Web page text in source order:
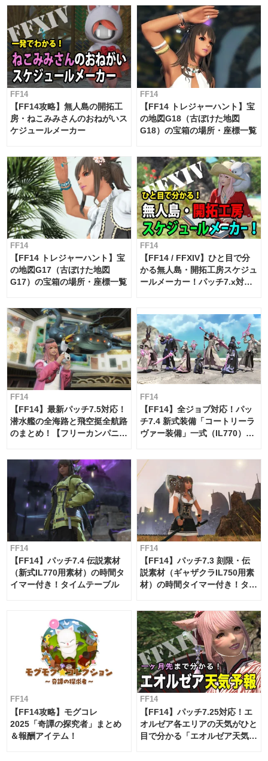
FF14
【FF14攻略】無人島の開拓工
房・ねこみみさんのおねがいス
ケジュールメーカー
FF14
【FF14 トレジャーハント】宝
の地図G18（古ぼけた地図
G18）の宝箱の場所・座標一覧
FF14
【FF14 トレジャーハント】宝
の地図G17（古ぼけた地図
G17）の宝箱の場所・座標一覧
FF14
【FF14 / FFXIV】ひと目で分
かる無人島・開拓工房スケジュ
ールメーカー！パッチ7.x対応
FF14
【FF14】最新パッチ7.5対応！
潜水艦の全海路と飛空挺全航路
のまとめ！【フリーカンパニ
FF14
【FF14】全ジョブ対応！パッ
チ7.4 新式装備「コートリーラ
ヴァー装備」一式（IL770）の
FF14
【FF14】パッチ7.4 伝説素材
（新式IL770用素材）の時間タ
イマー付き！タイムテーブル
FF14
【FF14】パッチ7.3 刻限・伝
説素材（ギャザクラIL750用素
材）の時間タイマー付き！タイ
FF14
【FF14攻略】モグコレ
2025「奇譚の探究者」まとめ
＆報酬アイテム！
FF14
【FF14】パッチ7.25対応！エ
オルゼア各エリアの天気がひと
目で分かる「エオルゼア天気予